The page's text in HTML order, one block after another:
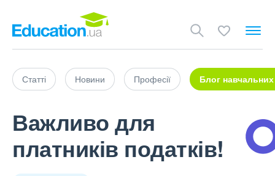
Статті Новини Професії Блог навчальних
Важливо для
платників податків!